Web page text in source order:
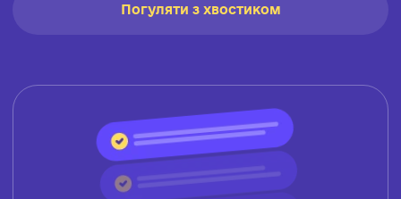
Погуляти з хвостиком